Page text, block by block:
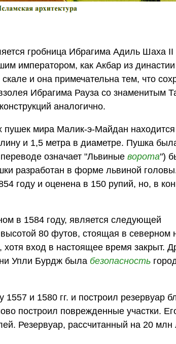
гробница Ибрагима Адиль Шаха
императором, как Акбар из
и она примечательна тем, что
Ибрагима Рауза со знаменитым
аналогично.
пушек мира Малик-э-Майдан
и 1,5 метра в диаметре. Пушка
означает "Львиныеворота")
разработан в форме львиной
году и оценена в 150 рупий, но, в
в 1584 году, является следующей
80 футов, стоящая в северном
вход в настоящее время закрыт.
Упли Бурдж была безопасность
и 1580 гг. и построил резервуар
построил поврежденные участки.
Резервуар, рассчитанный на 20 млн